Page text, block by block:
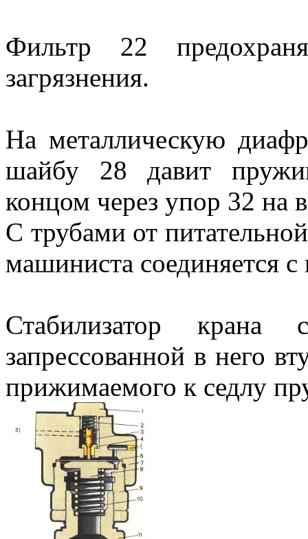
Фильтр 22
загрязнения.
На металлическую
шайбу 28 давит
концом через упор 32 на
С трубами от
машиниста соединяется
Стабилизатор
запрессованной в него
прижимаемого к седлу